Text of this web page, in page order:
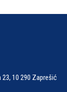
10 290 Zaprešić